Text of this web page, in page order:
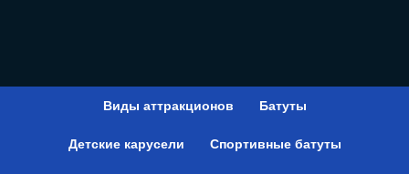
Виды аттракционов Батуты
Детские карусели Спортивные батуты